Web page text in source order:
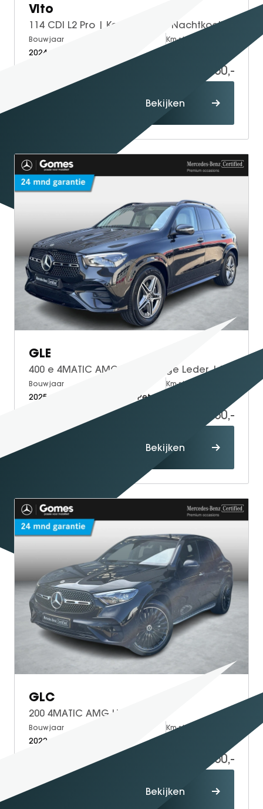
Vito
Bouwjaar
2024
Km-stand
44.950,-
Bekijken
GLE
400 e 4MATIC AMG Line | Beige Leder | Luchtvering | Trekhaak | Panoramadak | Burmester
Bouwjaar
2025 Electric + Petrol
Km-stand
85.950,-
Bekijken
GLC
200 4MATIC AMG Line
Bouwjaar
2022
Km-stand
54.950,-
Bekijken